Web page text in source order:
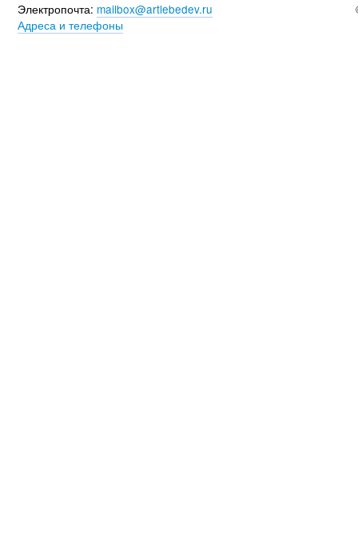
Электропочта: mailbox@artlebedev.ru
Адреса и телефоны